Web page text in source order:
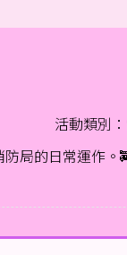
活動類別
局的日常運作